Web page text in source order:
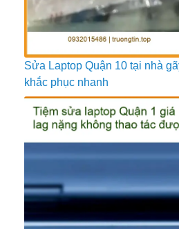
Sửa Laptop Quận 10 tại nhà
khắc phục nhanh